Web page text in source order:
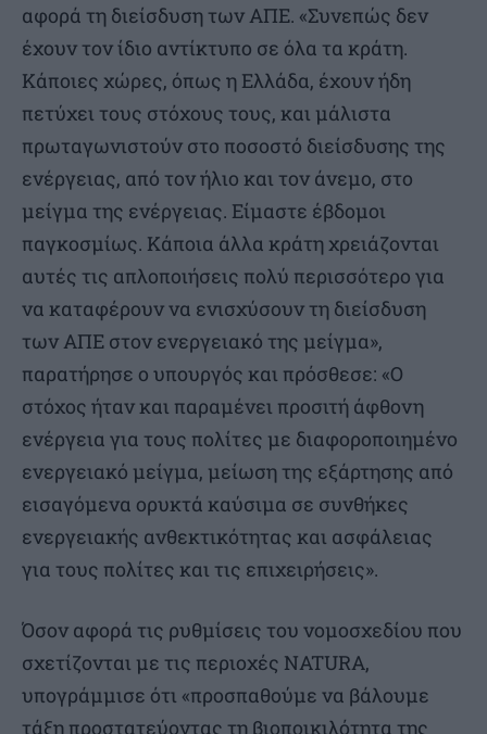
αφορά τη διείσδυση των ΑΠΕ. «Συνεπώς δεν
έχουν τον ίδιο αντίκτυπο σε όλα τα κράτη.
Κάποιες χώρες, όπως η Ελλάδα, έχουν ήδη
πετύχει τους στόχους τους, και μάλιστα
πρωταγωνιστούν στο ποσοστό διείσδυσης της
ενέργειας, από τον ήλιο και τον άνεμο, στο
μείγμα της ενέργειας. Είμαστε έβδομοι
παγκοσμίως. Κάποια άλλα κράτη χρειάζονται
αυτές τις απλοποιήσεις πολύ περισσότερο για
να καταφέρουν να ενισχύσουν τη διείσδυση
των ΑΠΕ στον ενεργειακό της μείγμα»,
παρατήρησε ο υπουργός και πρόσθεσε: «Ο
στόχος ήταν και παραμένει προσιτή άφθονη
ενέργεια για τους πολίτες με διαφοροποιημένο
ενεργειακό μείγμα, μείωση της εξάρτησης από
εισαγόμενα ορυκτά καύσιμα σε συνθήκες
ενεργειακής ανθεκτικότητας και ασφάλειας
για τους πολίτες και τις επιχειρήσεις».
Όσον αφορά τις ρυθμίσεις του νομοσχεδίου που
σχετίζονται με τις περιοχές NATURA,
υπογράμμισε ότι «προσπαθούμε να βάλουμε
τάξη προστατεύοντας τη βιοποικιλότητα της